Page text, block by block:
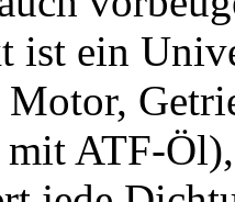
ist ein
mit ATF-